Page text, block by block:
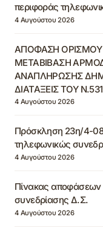
περιφοράς
4 Αυγούστου 2026
ΑΠΟΦΑΣΗ
ΜΕΤΑΒΙΒΑΣΗ
ΑΝΑΠΛΗΡΩΣΗΣ
ΔΙΑΤΑΞΕΙΣ ΤΟΥ
4 Αυγούστου 2026
Πρόσκληση 23η/4-
τηλεφωνικώς
4 Αυγούστου 2026
Πίνακας αποφάσεων
συνεδρίασης Δ.Σ.
4 Αυγούστου 2026